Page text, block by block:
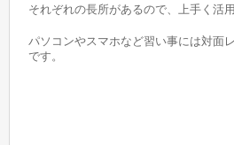
それぞれの長所があるので、上手く活
パソコンやスマホなど習い事には対面
です。